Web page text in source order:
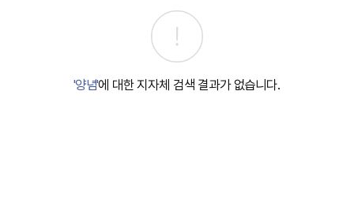
'양념'에 대한 지자체 검색 결과가 없습니다.